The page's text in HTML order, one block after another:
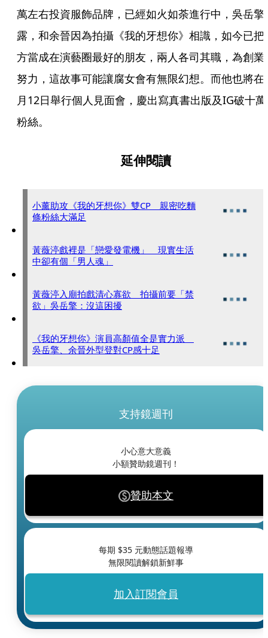
萬左右投資服飾品牌，已經如火如荼進行中，吳岳擎
露，和余晉因為拍攝《我的牙想你》相識，如今已把
方當成在演藝圈最好的朋友，兩人各司其職，為創業
努力，這故事可能讓腐女會有無限幻想。而他也將在
月12日舉行個人見面會，慶出寫真書出版及IG破十萬
粉絲。
延伸閱讀
小薰助攻《我的牙想你》雙CP 親密吃麵
條粉絲大滿足
黃薇渟戲裡是「戀愛發電機」 現實生活
中卻有個「男人魂」
黃薇渟入廟拍戲清心寡欲 拍攝前要「禁
欲」吳岳擎：沒這困擾
《我的牙想你》演員高顏值全是實力派
吳岳擎、余晉外型登對CP感十足
支持鏡週刊
小心意大意義
小額贊助鏡週刊！
贊助本文
每期 $35 元動態話題報導
無限閱讀解鎖新鮮事
加入訂閱會員